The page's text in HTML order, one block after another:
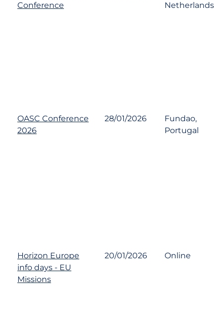
Conference
Netherlands
OASC Conference
2026
28/01/2026
Fundao,
Portugal
Horizon Europe
info days - EU
Missions
20/01/2026 Online